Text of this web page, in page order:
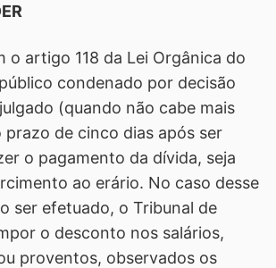
o artigo 118 da Lei Orgânica do
condenado por decisão
(quando não cabe mais
de cinco dias após ser
o pagamento da dívida, seja
ao erário. No caso desse
ser efetuado, o Tribunal de
o desconto nos salários,
proventos, observados os